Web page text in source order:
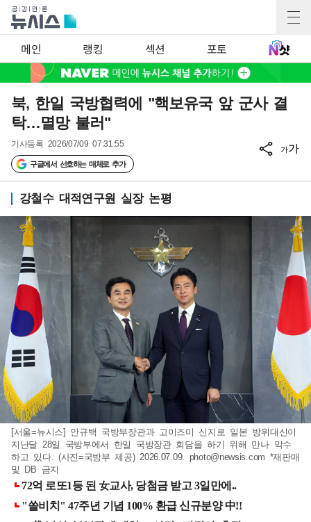
메인 랭킹 섹션 포토
북, 한일 국방협력에 "핵보유국 앞 군사 결
탁…멸망 불러"
기사등록 2026/07/09 07:31:55
구글에서 선호하는 매체로 추가
가가
강철수 대적연구원 실장 논평
[서울=뉴시스] 안규백 국방부장관과 고이즈미 신지로 일본 방위대신이
지난달 28일 국방부에서 한일 국방장관 회담을 하기 위해 만나 악수
하고 있다. (사진=국방부 제공) 2026.07.09. photo@newsis.com *재판매
및 DB 금지